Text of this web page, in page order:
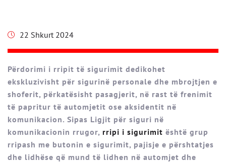
22 Shkurt 2024
Përdorimi i rripit të sigurimit dedikohet
ekskluzivisht për sigurinë personale dhe mbrojtjen e
shoferit, përkatësisht pasagjerit, në rast të frenimit
të papritur të automjetit ose aksidentit në
komunikacion. Sipas Ligjit për siguri në
komunikacionin rrugor, rripi i sigurimit është grup
rripash me butonin e sigurimit, pajisje e përshtatjes
dhe lidhëse që mund të lidhen në automjet dhe